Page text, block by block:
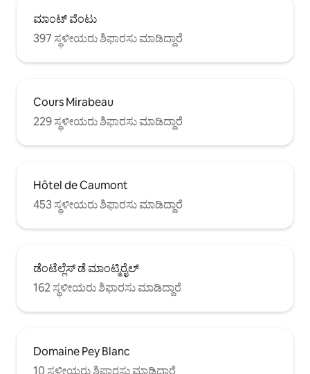
ಮಾಂಟ್ ವೆಂಟು
397 ಸ್ಥಳೀಯರು ಶಿಫಾರಸು ಮಾಡಿದ್ದಾರೆ
Cours Mirabeau
229 ಸ್ಥಳೀಯರು ಶಿಫಾರಸು ಮಾಡಿದ್ದಾರೆ
Hôtel de Caumont
453 ಸ್ಥಳೀಯರು ಶಿಫಾರಸು ಮಾಡಿದ್ದಾರೆ
ಡೆಂಟೆಲ್ಲೆಸ್ ಡೆ ಮಾಂಟ್ಮಿರೈಲ್
162 ಸ್ಥಳೀಯರು ಶಿಫಾರಸು ಮಾಡಿದ್ದಾರೆ
Domaine Pey Blanc
10 ಸ್ಥಳೀಯರು ಶಿಫಾರಸು ಮಾಡಿದ್ದಾರೆ